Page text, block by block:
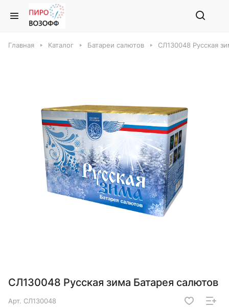
Главная Каталог Батареи салютов СЛ130048 Русская
СЛ130048 Русская зима Батарея салютов
Арт. СЛ130048